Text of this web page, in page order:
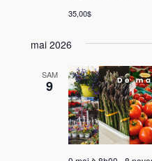
35,00$
mai 2026
SAM
9